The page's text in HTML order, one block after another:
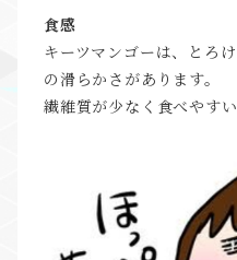
食感
キーツマンゴーは、とろ
の滑らかさがあります。
繊維質が少なく食べやすい